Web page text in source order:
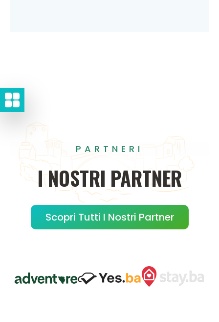
PARTNERI
INOSTRI PARTNER
Scopri Tutti I Nostri Partner